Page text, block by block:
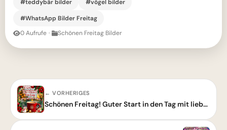
#teddybär bilder
#vögel bilder
#WhatsApp Bilder Freitag
0 Aufrufe · Schönen Freitag Bilder
← VORHERIGES
Schönen Freitag! Guter Start in den Tag mit lieben Grüßen